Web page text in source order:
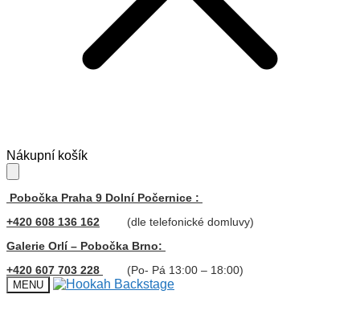
Skip
to
navigation
Skip
to
content
Nákupní košík
Pobočka Praha 9 Dolní Počernice :
+420 608 136 162
(dle telefonické domluvy)
Galerie Orlí – Pobočka Brno:
+420 607 703 228
(Po- Pá 13:00 – 18:00)
MENU